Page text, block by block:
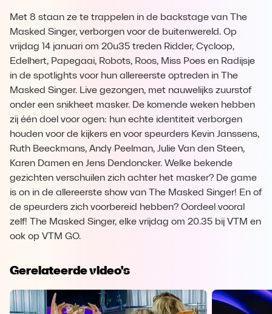
Met 8 staan ze te trappelen in de backstage van The
Masked Singer, verborgen voor de buitenwereld. Op
vrijdag 14 januari om 20u35 treden Ridder, Cycloop,
Edelhert, Papegaai, Robots, Roos, Miss Poes en Radijsje
in de spotlights voor hun allereerste optreden in The
Masked Singer. Live gezongen, met nauwelijks zuurstof
onder een snikheet masker. De komende weken hebben
zij één doel voor ogen: hun echte identiteit verborgen
houden voor de kijkers en voor speurders Kevin Janssens,
Ruth Beeckmans, Andy Peelman, Julie Van den Steen,
Karen Damen en Jens Dendoncker. Welke bekende
gezichten verschuilen zich achter het masker? De game
is on in de allereerste show van The Masked Singer! En of
de speurders zich voorbereid hebben? Oordeel vooral
zelf! The Masked Singer, elke vrijdag om 20.35 bij VTM en
ook op VTM GO.
Gerelateerde video's